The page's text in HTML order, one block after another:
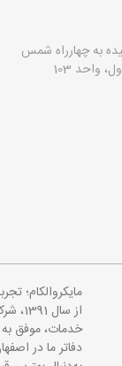
به چهارراه شمس
واحد 103
مایکروالکام؛
از
خدمات، موفق
دفاتر ما در